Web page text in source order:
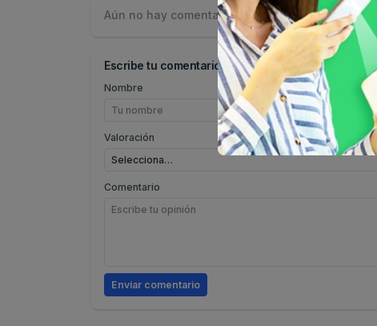
Aún no hay comentarios.
Escribe tu comentario
Nombre
Valoración
Comentario
Enviar comentario